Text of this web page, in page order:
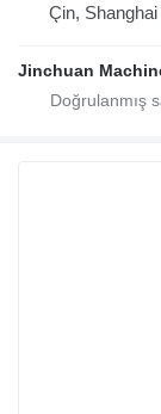
Çin, Shanghai
Jinchuan